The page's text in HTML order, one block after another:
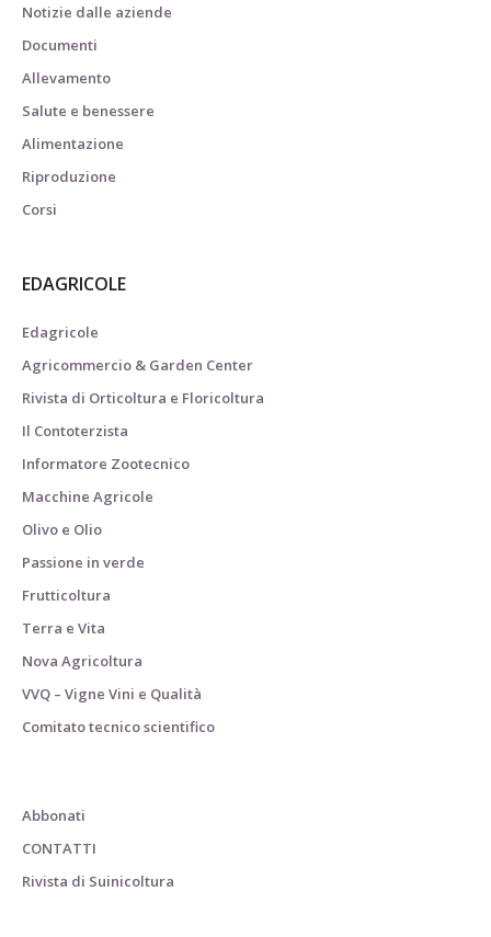
Notizie dalle aziende
Documenti
Allevamento
Salute e benessere
Alimentazione
Riproduzione
Corsi
EDAGRICOLE
Edagricole
Agricommercio & Garden Center
Rivista di Orticoltura e Floricoltura
Il Contoterzista
Informatore Zootecnico
Macchine Agricole
Olivo e Olio
Passione in verde
Frutticoltura
Terra e Vita
Nova Agricoltura
VVQ – Vigne Vini e Qualità
Comitato tecnico scientifico
Abbonati
CONTATTI
Rivista di Suinicoltura